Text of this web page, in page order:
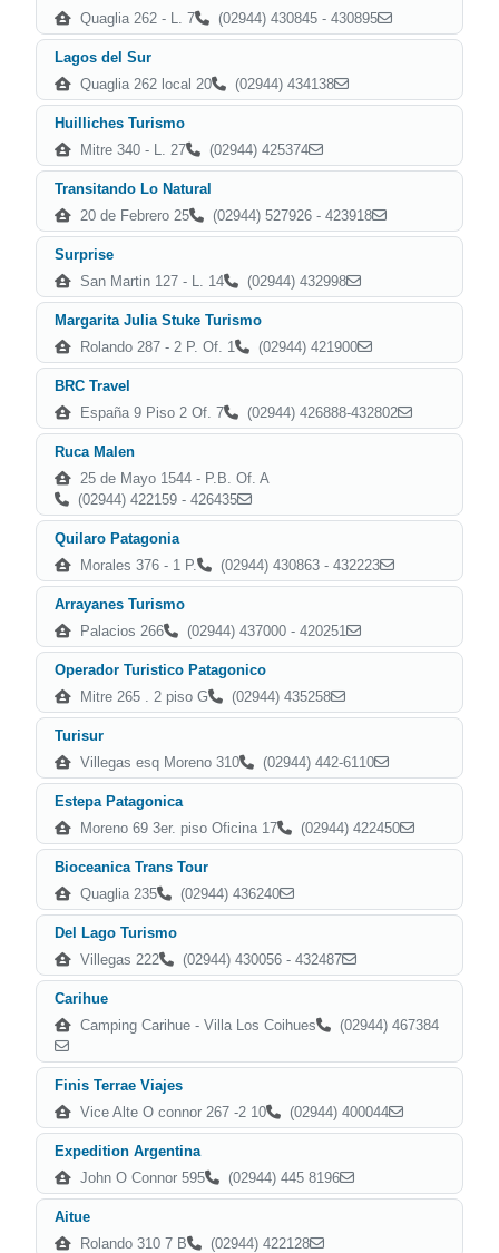
Quaglia 262 - L. 7 (02944) 430845 - 430895
Lagos del Sur
Quaglia 262 local 20
(02944) 434138
Huilliches Turismo
Mitre 340 - L. 27
(02944) 425374
Transitando Lo Natural
20 de Febrero 25
(02944) 527926 - 423918
Surprise
San Martin 127 - L. 14
(02944) 432998
Margarita Julia Stuke Turismo
Rolando 287 - 2 P. Of. 1
(02944) 421900
BRC Travel
España 9 Piso 2 Of. 7
(02944) 426888-432802
Ruca Malen
25 de Mayo 1544 - P.B. Of. A
(02944) 422159 - 426435
Quilaro Patagonia
Morales 376 - 1 P.
(02944) 430863 - 432223
Arrayanes Turismo
Palacios 266
(02944) 437000 - 420251
Operador Turistico Patagonico
Mitre 265 . 2 piso G
(02944) 435258
Turisur
Villegas esq Moreno 310
(02944) 442-6110
Estepa Patagonica
Moreno 69 3er. piso Oficina 17
(02944) 422450
Bioceanica Trans Tour
Quaglia 235
(02944) 436240
Del Lago Turismo
Villegas 222
(02944) 430056 - 432487
Carihue
Camping Carihue - Villa Los Coihues
(02944) 467384
Finis Terrae Viajes
Vice Alte O connor 267 -2 10
(02944) 400044
Expedition Argentina
John O Connor 595
(02944) 445 8196
Aitue
Rolando 310 7 B
(02944) 422128